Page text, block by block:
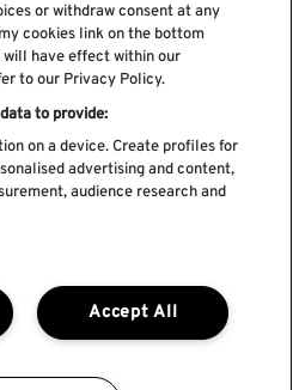
de privacidade
Elogios
de cookies
e condições
Faq's
or withdraw consent at any
cookies link on the bottom
will have effect within our
to our Privacy Policy.
to provide:
on a device. Create profiles for
advertising and content,
audience research and
Accept All